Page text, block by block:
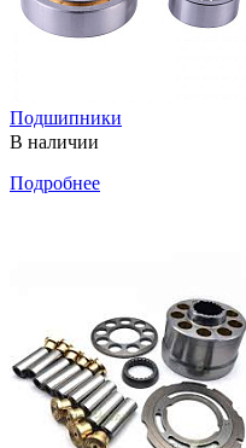
Подшипники
В наличии
Подробнее